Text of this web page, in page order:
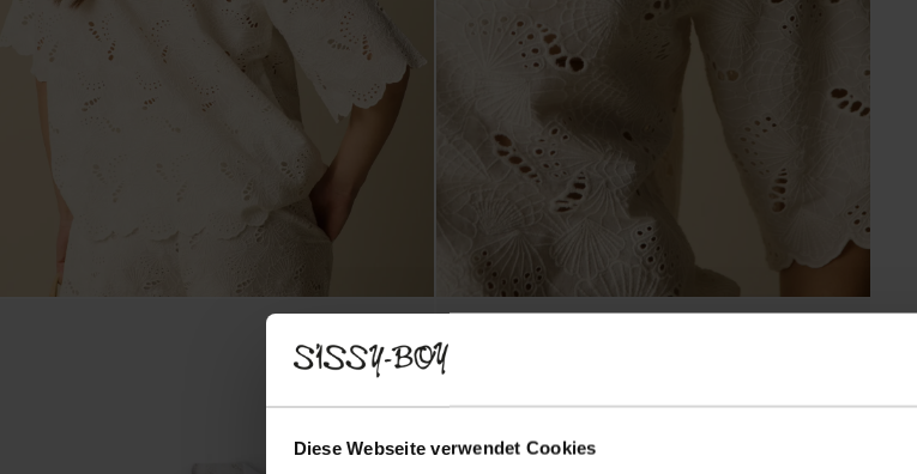
Diese Webseite verwendet Cookies